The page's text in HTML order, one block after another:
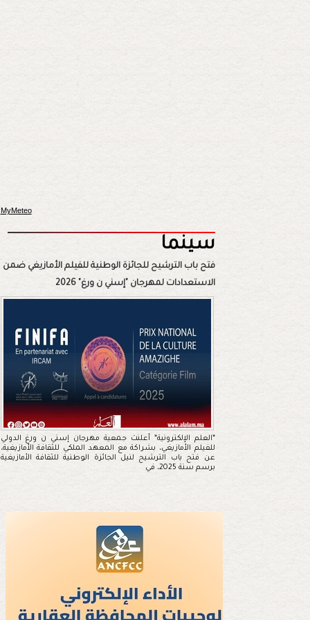
MyMeteo
سينما
فتح باب الترشيح للجائزة الوطنية للفيلم الأمازيغي ضمن
الاستعدادات لمهرجان "إسني ن ورغ" 2026
*العلم الإلكترونية* أعلنت جمعية مهرجان إسني ن ورغ الدولي
للفيلم الأمازيغي، بشراكة مع المعهد الملكي للثقافة الأمازيغية،
عن فتح باب الترشيح لنيل الجائزة الوطنية للثقافة الأمازيغية
برسم سنة 2025، في